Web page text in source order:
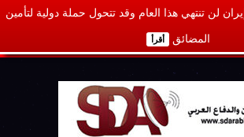
لن تنتهي هذا العام وقد تتحول حملة دولية لتأمين
المضائق أقرأ